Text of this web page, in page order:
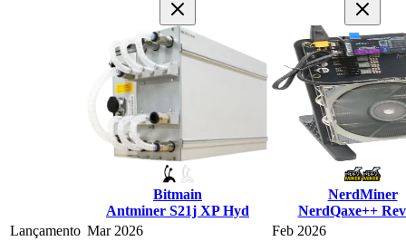
Bitmain
Antminer S21j XP Hyd
NerdMiner
NerdQaxe++
Lançamento Mar 2026
Feb 2026